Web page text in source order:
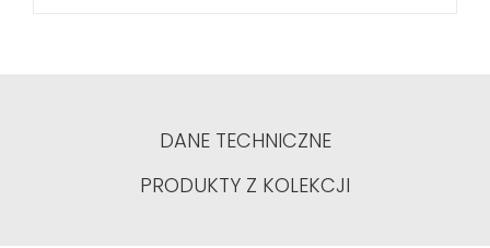
DANE TECHNICZNE
PRODUKTY Z KOLEKCJI